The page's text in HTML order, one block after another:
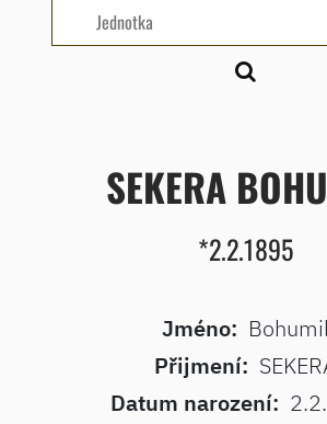
SEKERA
*2.2.1895
Jméno:
Přijmení:
Datum narození: